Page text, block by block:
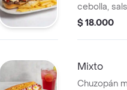
cebolla,
tártara,
$ 18.000
Mixto
Chuzopán